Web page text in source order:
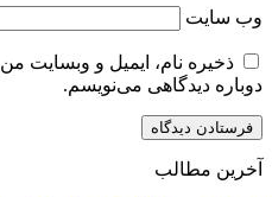
وب‌ سایت
ذخیره نام، ایمیل و وبسایت
دوباره دیدگاهی می‌نویسم.
آخرین مطالب